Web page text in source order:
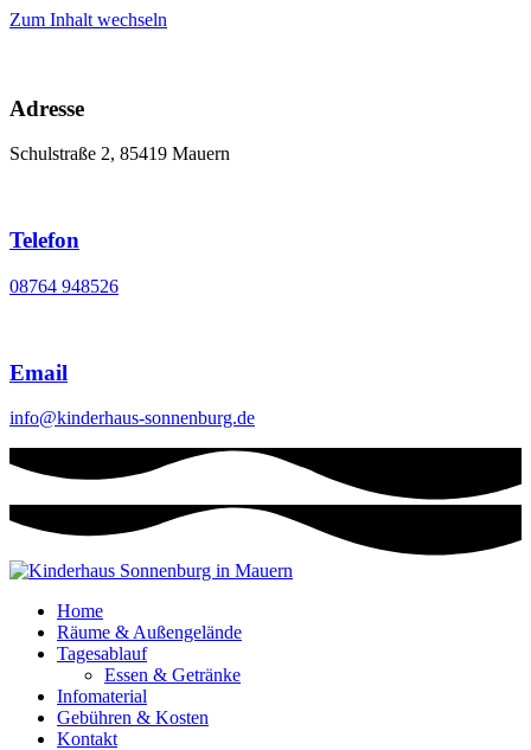
Zum Inhalt wechseln
Adresse
Schulstraße 2, 85419 Mauern
Telefon
08764 948526
Email
info@kinderhaus-sonnenburg.de
Home
Räume & Außengelände
Tagesablauf
Essen & Getränke
Infomaterial
Gebühren & Kosten
Kontakt